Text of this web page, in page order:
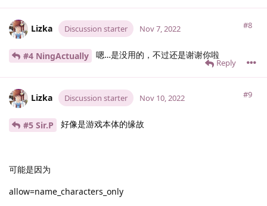
Lizka Discussion starter #8
Nov 7, 2022
#4 NingActually 嗯…是没用的，不过还是谢谢你啦
Reply
Lizka Discussion starter #9
Nov 10, 2022
#5 Sir.​P 好像是游戏本体的缘故
可能是因为
allow=name_characters_only